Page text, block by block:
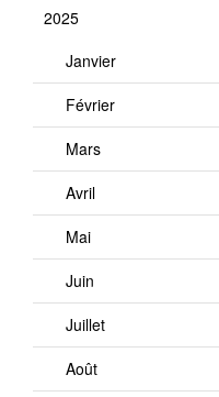
2025
Janvier
Février
Mars
Avril
Mai
Juin
Juillet
Août